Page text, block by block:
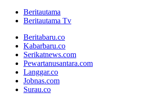
Beritautama
Beritautama Tv
Beritabaru.co
Kabarbaru.co
Serikatnews.com
Pewartanusantara.com
Langgar.co
Jobnas.com
Surau.co